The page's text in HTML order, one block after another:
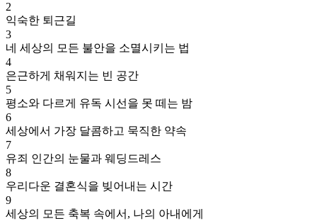
2
익숙한 퇴근길
3
네 세상의 모든 불안을 소멸시키는 법
4
은근하게 채워지는 빈 공간
5
평소와 다르게 유독 시선을 못 떼는 밤
6
세상에서 가장 달콤하고 묵직한 약속
7
유죄 인간의 눈물과 웨딩드레스
8
우리다운 결혼식을 빚어내는 시간
9
세상의 모든 축복 속에서, 나의 아내에게